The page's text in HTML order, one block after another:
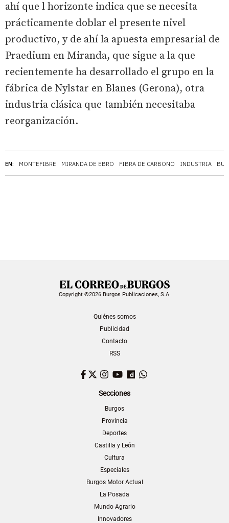
EN: MONTEFIBRE MIRANDA DE EBRO FIBRA DE CARBONO INDUSTRIA
ahí que l horizonte indica que se necesita
prácticamente doblar el presente nivel
productivo, y de ahí la apuesta empresarial de
Praedium en Miranda, que sigue a la que
recientemente ha desarrollado el grupo en la
fábrica de Nylstar en Blanes (Gerona), otra
industria clásica que también necesitaba
reorganización.
Copyright ©2026 Burgos Publicaciones, S.A.
Quiénes somos
Publicidad
Contacto
RSS
Facebook
TwitterInstagram
YouTubeDailymotion
Secciones
Burgos
Provincia
Deportes
Castilla y León
Cultura
Especiales
Burgos Motor Actual
La Posada
Mundo Agrario
Innovadores